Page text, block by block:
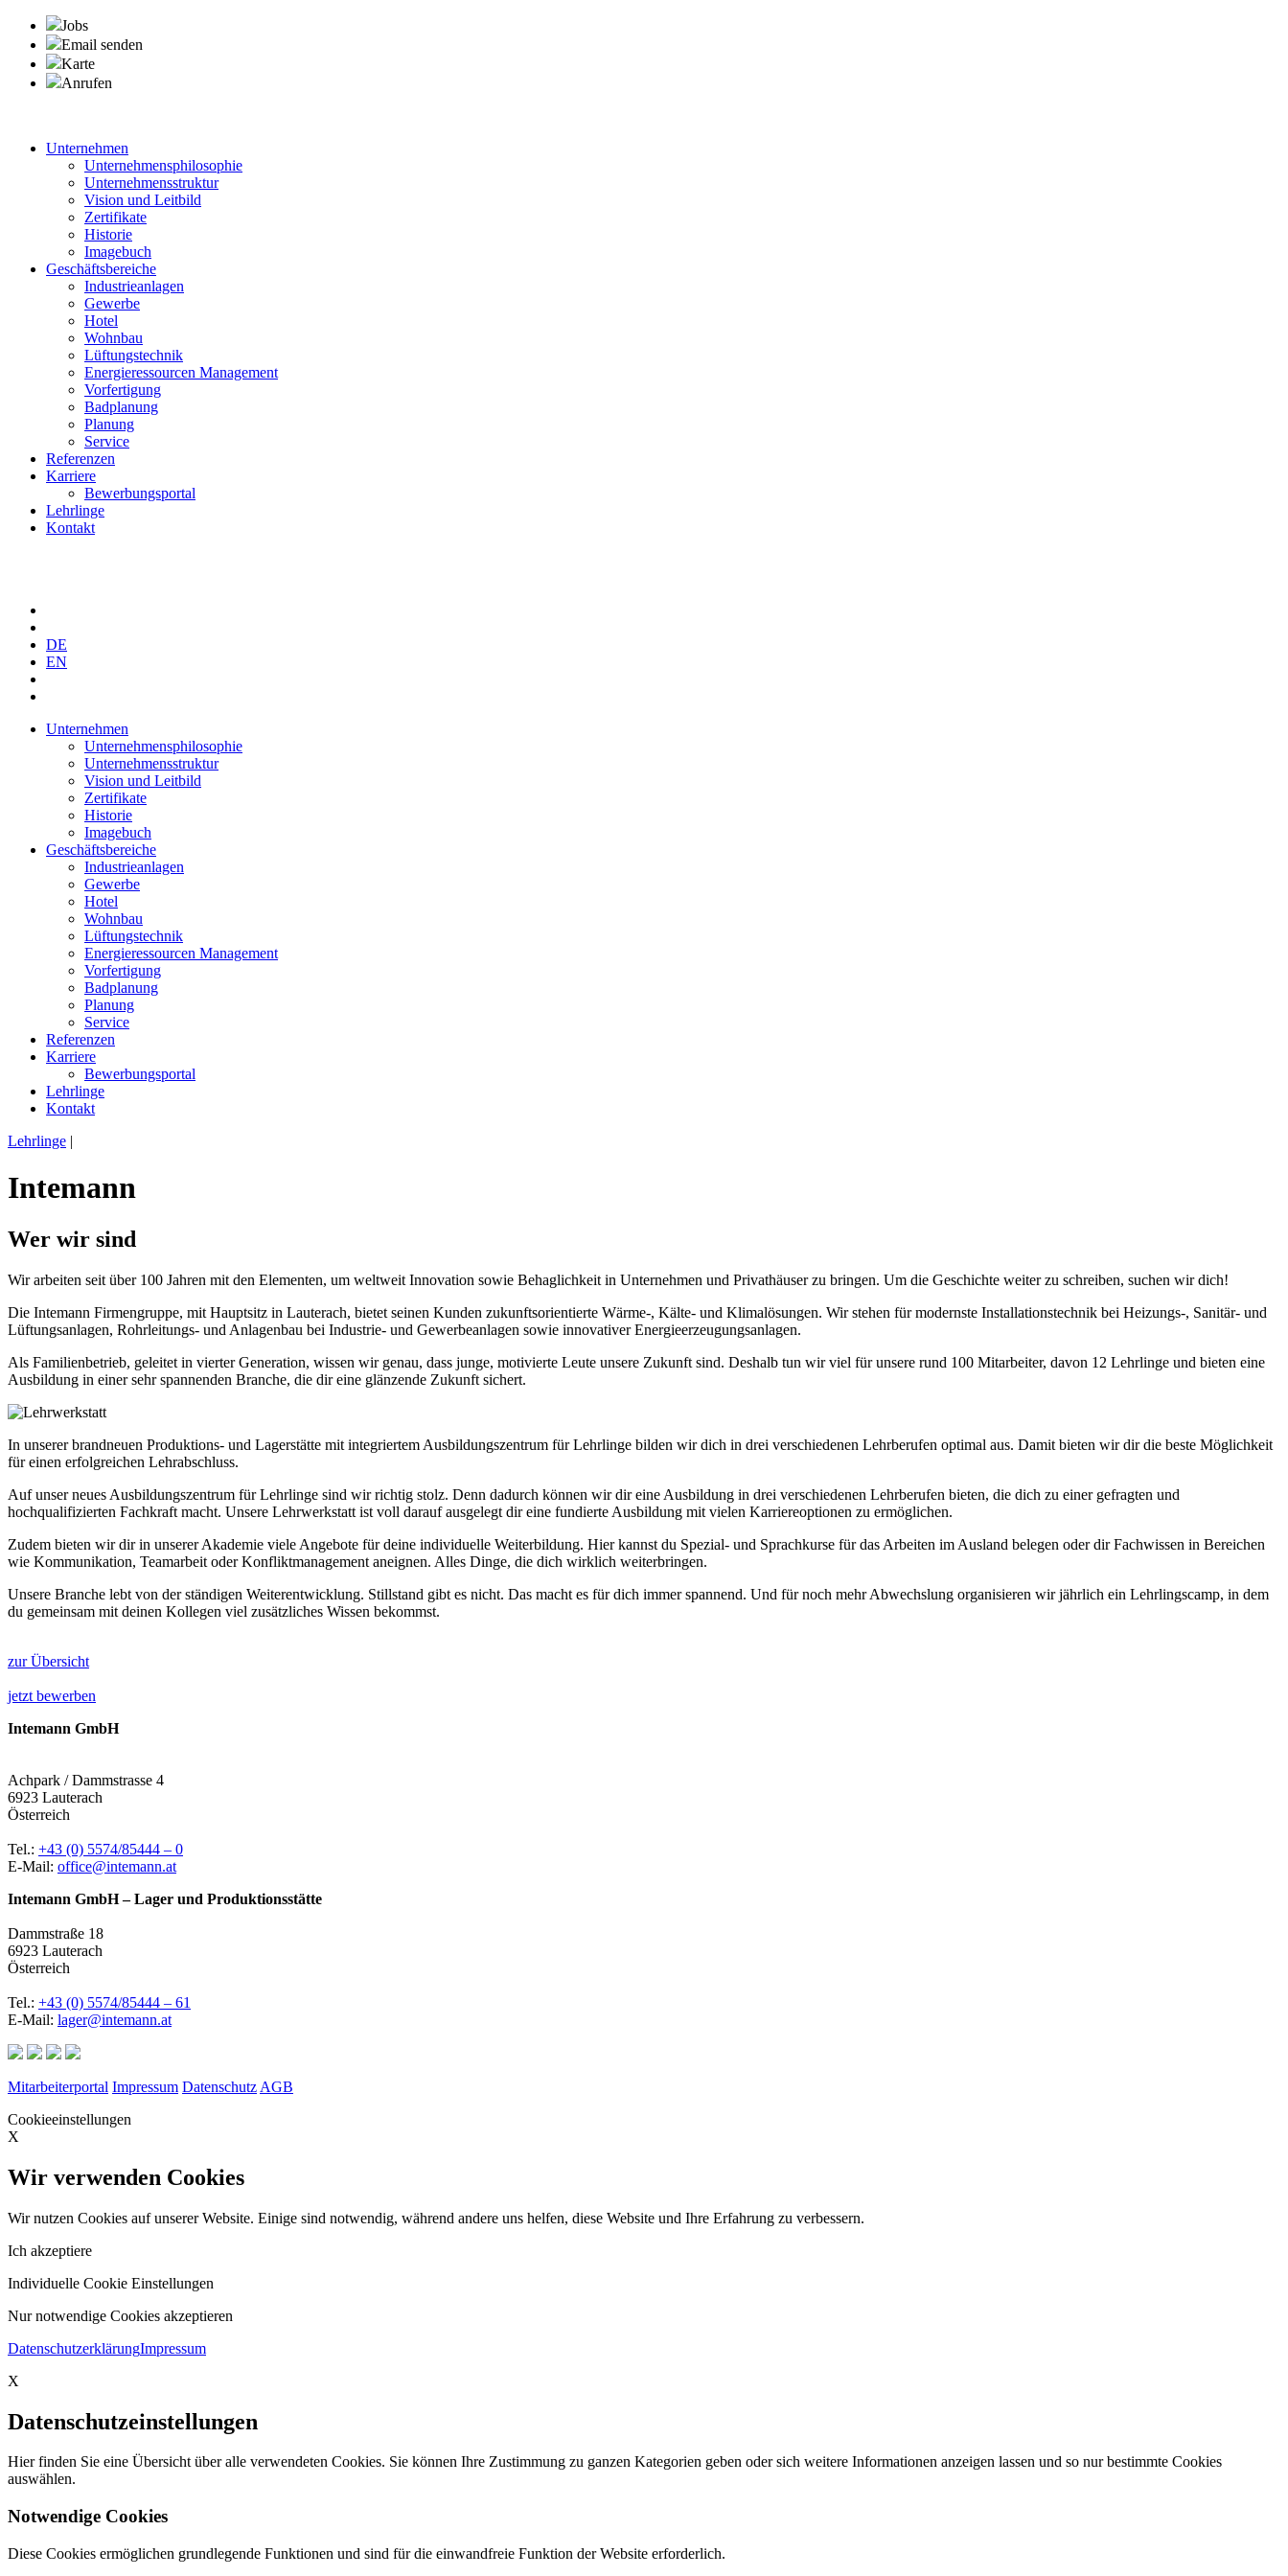
Jobs
Email senden
Karte
Anrufen
Unternehmen
Unternehmensphilosophie
Unternehmensstruktur
Vision und Leitbild
Zertifikate
Historie
Imagebuch
Geschäftsbereiche
Industrieanlagen
Gewerbe
Hotel
Wohnbau
Lüftungstechnik
Energieressourcen Management
Vorfertigung
Badplanung
Planung
Service
Referenzen
Karriere
Bewerbungsportal
Lehrlinge
Kontakt
DE
EN
Unternehmen
Unternehmensphilosophie
Unternehmensstruktur
Vision und Leitbild
Zertifikate
Historie
Imagebuch
Geschäftsbereiche
Industrieanlagen
Gewerbe
Hotel
Wohnbau
Lüftungstechnik
Energieressourcen Management
Vorfertigung
Badplanung
Planung
Service
Referenzen
Karriere
Bewerbungsportal
Lehrlinge
Kontakt
Lehrlinge |
Intemann
Wer wir sind
Wir arbeiten seit über 100 Jahren mit den Elementen, um weltweit Innovation sowie Behaglichkeit in Unternehmen und Privathäuser zu bringen. Um die Geschichte weiter zu schreiben, suchen wir dich!
Die Intemann Firmengruppe, mit Hauptsitz in Lauterach, bietet seinen Kunden zukunftsorientierte Wärme-, Kälte- und Klimalösungen. Wir stehen für modernste Installationstechnik bei Heizungs-, Sanitär- und
Lüftungsanlagen, Rohrleitungs- und Anlagenbau bei Industrie- und Gewerbeanlagen sowie innovativer Energieerzeugungsanlagen.
Als Familienbetrieb, geleitet in vierter Generation, wissen wir genau, dass junge, motivierte Leute unsere Zukunft sind. Deshalb tun wir viel für unsere rund 100 Mitarbeiter, davon 12 Lehrlinge und bieten eine
Ausbildung in einer sehr spannenden Branche, die dir eine glänzende Zukunft sichert.
In unserer brandneuen Produktions- und Lagerstätte mit integriertem Ausbildungszentrum für Lehrlinge bilden wir dich in drei verschiedenen Lehrberufen optimal aus. Damit bieten wir dir die beste Möglichkeit
für einen erfolgreichen Lehrabschluss.
Auf unser neues Ausbildungszentrum für Lehrlinge sind wir richtig stolz. Denn dadurch können wir dir eine Ausbildung in drei verschiedenen Lehrberufen bieten, die dich zu einer gefragten und
hochqualifizierten Fachkraft macht. Unsere Lehrwerkstatt ist voll darauf ausgelegt dir eine fundierte Ausbildung mit vielen Karriereoptionen zu ermöglichen.
Zudem bieten wir dir in unserer Akademie viele Angebote für deine individuelle Weiterbildung. Hier kannst du Spezial- und Sprachkurse für das Arbeiten im Ausland belegen oder dir Fachwissen in Bereichen
wie Kommunikation, Teamarbeit oder Konfliktmanagement aneignen. Alles Dinge, die dich wirklich weiterbringen.
Unsere Branche lebt von der ständigen Weiterentwicklung. Stillstand gibt es nicht. Das macht es für dich immer spannend. Und für noch mehr Abwechslung organisieren wir jährlich ein Lehrlingscamp, in dem
du gemeinsam mit deinen Kollegen viel zusätzliches Wissen bekommst.
zur Übersicht
jetzt bewerben
Intemann GmbH
Achpark / Dammstrasse 4
6923 Lauterach
Österreich
Tel.: +43 (0) 5574/85444 – 0
E-Mail: office@intemann.at
Intemann GmbH – Lager und Produktionsstätte
Dammstraße 18
6923 Lauterach
Österreich
Tel.: +43 (0) 5574/85444 – 61
E-Mail: lager@intemann.at
Mitarbeiterportal Impressum Datenschutz AGB
Cookieeinstellungen
X
Wir verwenden Cookies
Wir nutzen Cookies auf unserer Website. Einige sind notwendig, während andere uns helfen, diese Website und Ihre Erfahrung zu verbessern.
Ich akzeptiere
Individuelle Cookie Einstellungen
Nur notwendige Cookies akzeptieren
DatenschutzerklärungImpressum
X
Datenschutzeinstellungen
Hier finden Sie eine Übersicht über alle verwendeten Cookies. Sie können Ihre Zustimmung zu ganzen Kategorien geben oder sich weitere Informationen anzeigen lassen und so nur bestimmte Cookies
auswählen.
Notwendige Cookies
Diese Cookies ermöglichen grundlegende Funktionen und sind für die einwandfreie Funktion der Website erforderlich.